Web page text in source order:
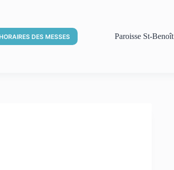
DES MESSES Paroisse St-Benoît